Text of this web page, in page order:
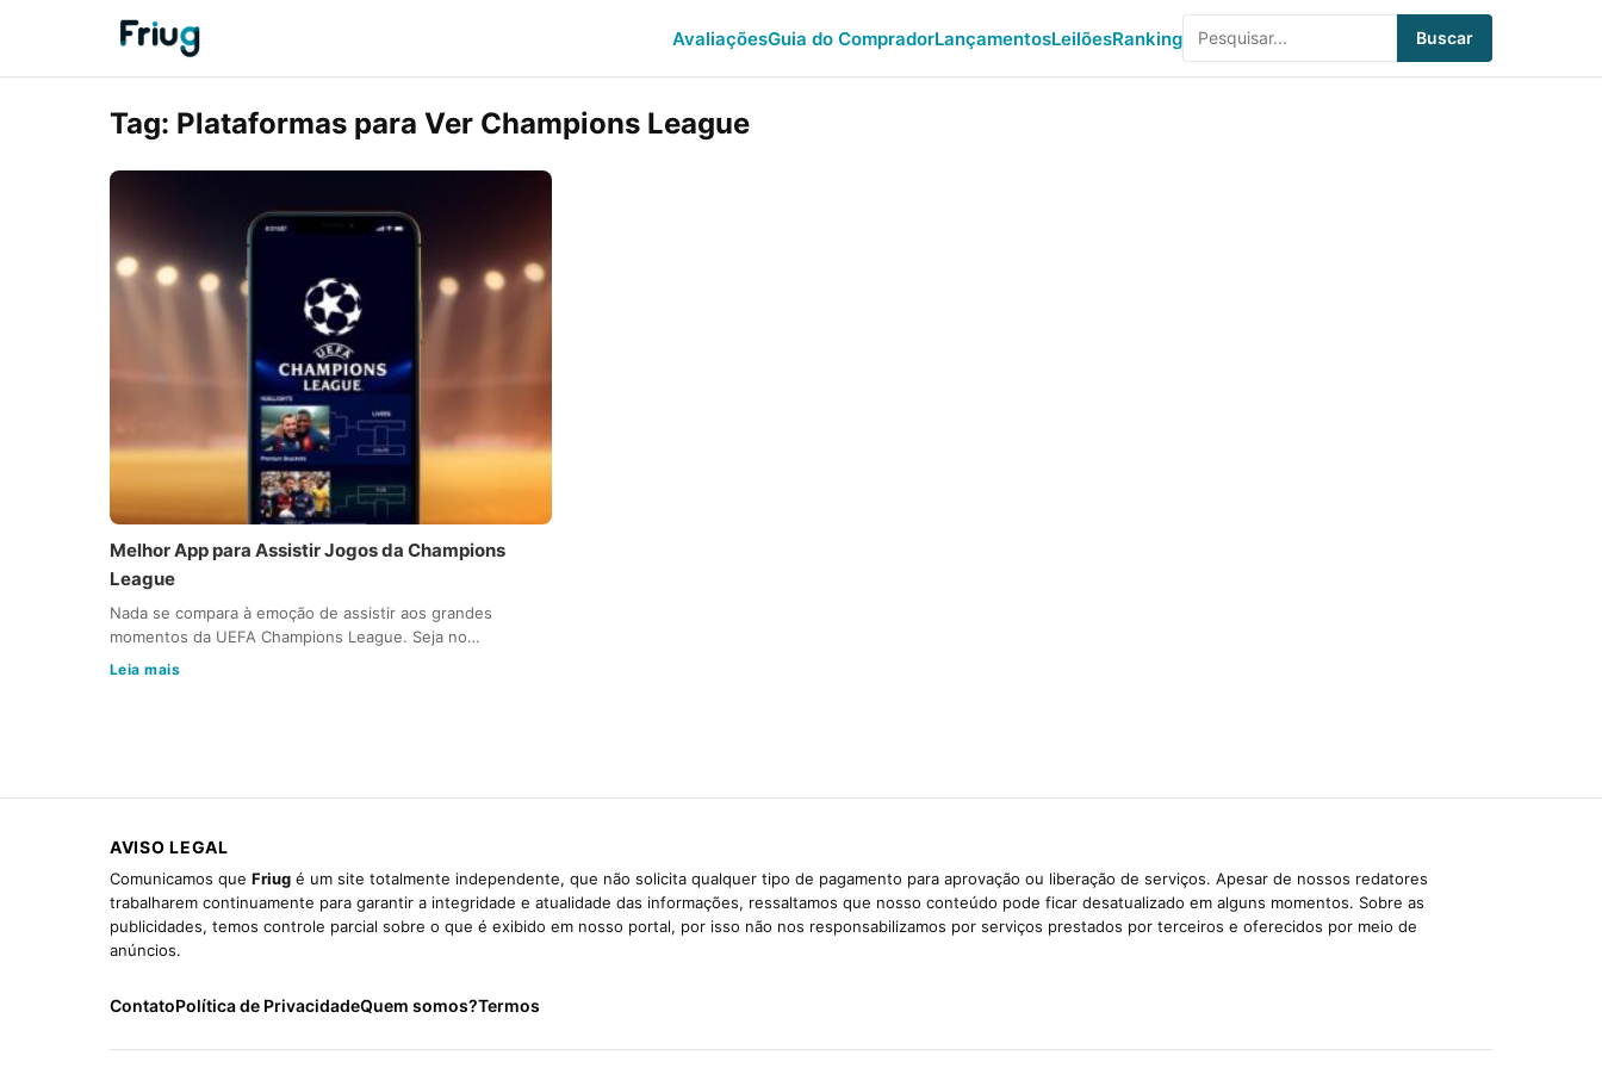
AvaliaçõesGuia do CompradorLançamentosLeilõesRanking Buscar
Tag: Plataformas para Ver Champions League
Melhor App para Assistir Jogos da Champions
League
Nada se compara à emoção de assistir aos grandes
momentos da UEFA Champions League. Seja no…
Leia mais
AVISO LEGAL
Comunicamos que Friug é um site totalmente independente, que não solicita qualquer tipo de pagamento para aprovação ou liberação de serviços. Apesar de nossos redatores
trabalharem continuamente para garantir a integridade e atualidade das informações, ressaltamos que nosso conteúdo pode ficar desatualizado em alguns momentos. Sobre as
publicidades, temos controle parcial sobre o que é exibido em nosso portal, por isso não nos responsabilizamos por serviços prestados por terceiros e oferecidos por meio de
anúncios.
ContatoPolítica de PrivacidadeQuem somos?Termos